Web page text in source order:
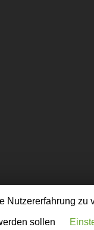
Nutzererfahrung
sollen